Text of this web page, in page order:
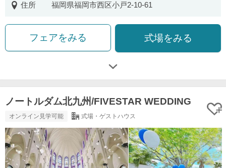
住所
福岡県福岡市西区小戸2-10-61
フェアをみる 式場をみる
ノートルダム北九州/FIVESTAR WEDDING
オンライン見学可能 式場・ゲストハウス